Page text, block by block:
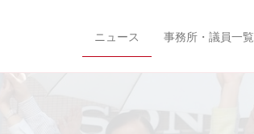
ニュース 事務所・議員一覧